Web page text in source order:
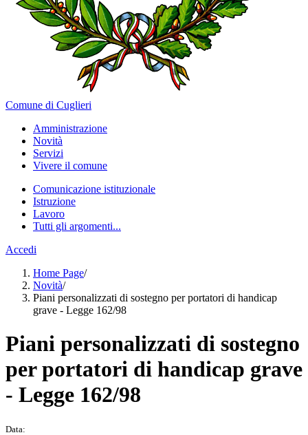
Comune di Cuglieri
Amministrazione
Novità
Servizi
Vivere il comune
Comunicazione istituzionale
Istruzione
Lavoro
Tutti gli argomenti...
Accedi
Home Page/
Novità/
Piani personalizzati di sostegno per portatori di handicap
grave - Legge 162/98
Piani personalizzati di sostegno
per portatori di handicap grave
- Legge 162/98
Data: